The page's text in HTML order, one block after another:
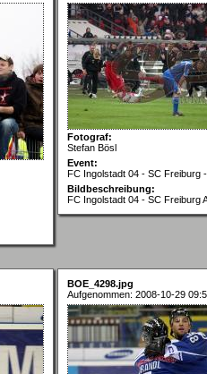
Fotograf:
Stefan Bösl
Event:
FC Ingolstadt 04 - SC Freiburg
Bildbeschreibung:
FC Ingolstadt 04 - SC Freiburg
BOE_4298.jpg
Aufgenommen: 2008-10-29